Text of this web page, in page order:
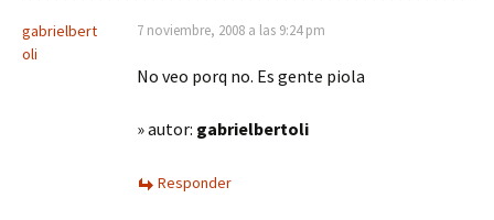
gabrielbert
oli
7 noviembre, 2008 a las 9:24 pm
No veo porq no. Es gente piola
» autor: gabrielbertoli
Responder